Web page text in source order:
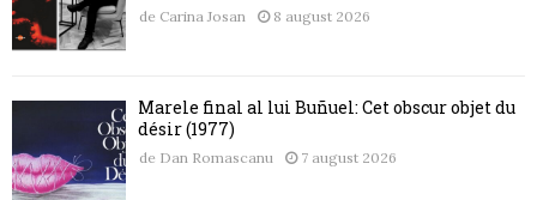
de Carina Josan 8 august 2026
Marele final al lui Buñuel: Cet obscur objet du
désir (1977)
de Dan Romascanu 7 august 2026